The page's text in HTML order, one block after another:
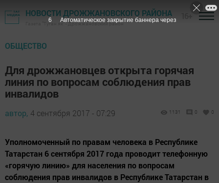
НОВОСТИ ДРОЖЖАНОВСКОГО РАЙОНА
Газета "Туган як" - Дрожжановский район
ОБЩЕСТВО
Для дрожжановцев открыта горячая
линия по вопросам соблюдения прав
инвалидов
автор, 4 сентября 2017 - 07:29 1131 0 0
Уполномоченный по правам человека в Республике
Татарстан 6 сентября 2017 года проводит телефонную
«горячую линию» для населения по вопросам
соблюдения прав инвалидов в Республике Татарстан в
5 Автоматическое закрытие баннера через